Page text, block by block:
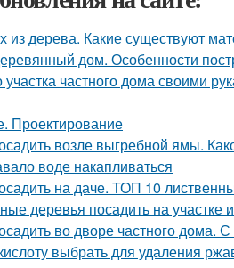
из дерева. Какие существуют
дом. Особенности
участка частного дома своими
Проектирование
возле выгребной ямы.
воде накапливаться
на даче. ТОП 10
деревья посадить на
во дворе частного дома.
выбрать для удаления